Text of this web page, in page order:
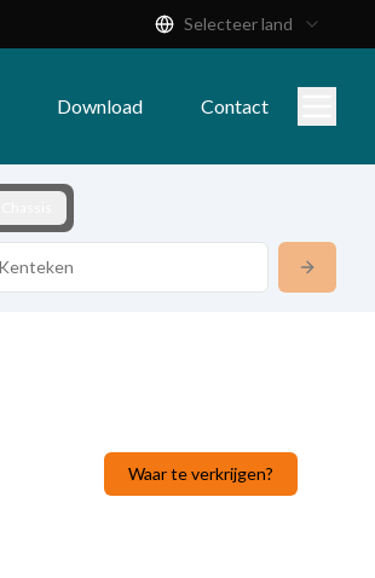
Selecteer land
Download Contact
Waar te verkrijgen?